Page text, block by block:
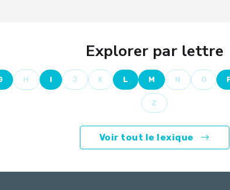
Explorer par lettre
H I J K L M N O
Z
Voir tout le lexique